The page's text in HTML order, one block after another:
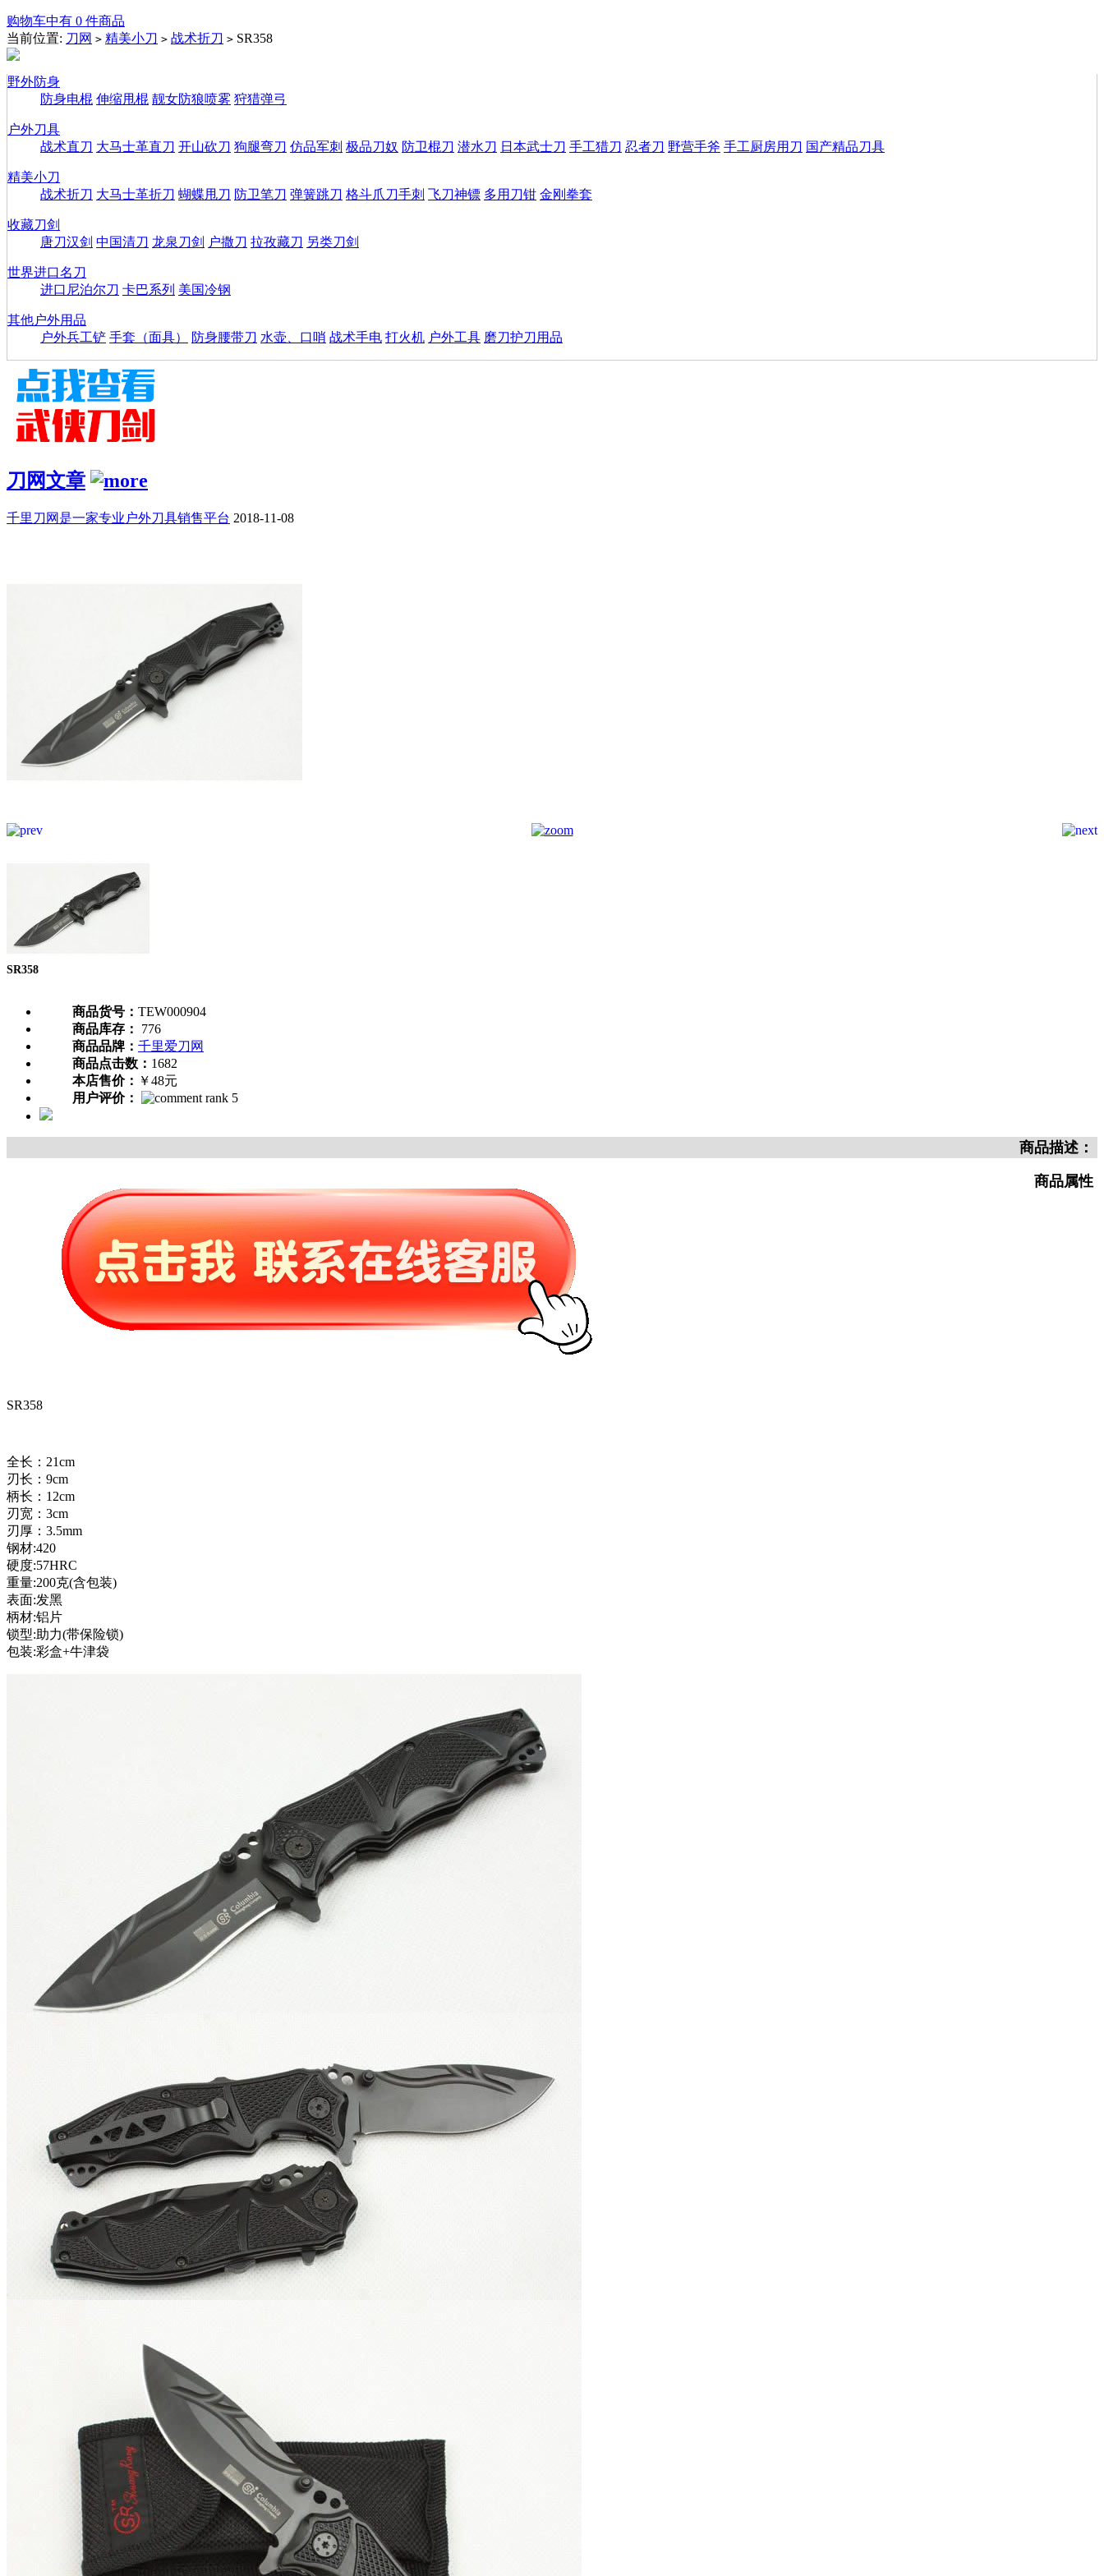
购物车中有 0 件商品
当前位置: 刀网 > 精美小刀 > 战术折刀 > SR358
野外防身
防身电棍 伸缩甩棍 靓女防狼喷雾 狩猎弹弓
户外刀具
战术直刀 大马士革直刀 开山砍刀 狗腿弯刀 仿品军刺 极品刀奴 防卫棍刀 潜水刀 日本武士刀 手工猎刀 忍者刀 野营手斧 手工厨房用刀 国产精品刀具
精美小刀
战术折刀 大马士革折刀 蝴蝶甩刀 防卫笔刀 弹簧跳刀 格斗爪刀手刺 飞刀神镖 多用刀钳 金刚拳套
收藏刀剑
唐刀汉剑 中国清刀 龙泉刀剑 户撒刀 拉孜藏刀 另类刀剑
世界进口名刀
进口尼泊尔刀 卡巴系列 美国冷钢
其他户外用品
户外兵工铲 手套（面具） 防身腰带刀 水壶、口哨 战术手电 打火机 户外工具 磨刀护刀用品
刀网文章
千里刀网是一家专业户外刀具销售平台 2018-11-08
SR358
商品货号： TEW000904
商品库存：
776
商品品牌： 千里爱刀网
商品点击数： 1682
本店售价： ￥48元
用户评价：
商品描述：
商品属性
SR358
全长：21cm
刃长：9cm
柄长：12cm
刃宽：3cm
刃厚：3.5mm
钢材:420
硬度:57HRC
重量:200克(含包装)
表面:发黑
柄材:铝片
锁型:助力(带保险锁)
包装:彩盒+牛津袋